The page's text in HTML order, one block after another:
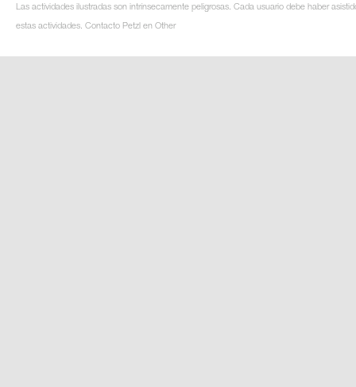
Las actividades ilustradas son intrínsecamente peligrosas. Cada usuario debe haber
estas actividades. Contacto Petzl en Other